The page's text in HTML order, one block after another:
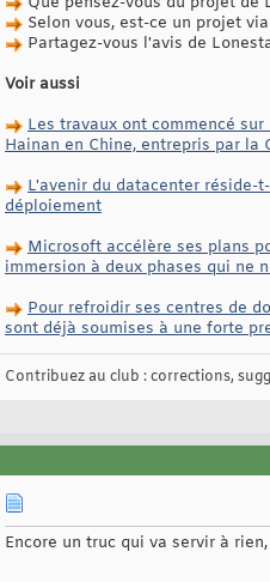
Selon vous, est-ce un projet
Partagez-vous l'avis de
Voir aussi
Les travaux ont commencé
Hainan en Chine, entrepris par la
L'avenir du datacenter réside-
déploiement
Microsoft accélère ses plans
immersion à deux phases qui ne
Pour refroidir ses centres de
sont déjà soumises à une forte
Contribuez au club : corrections,
Encore un truc qui va servir à